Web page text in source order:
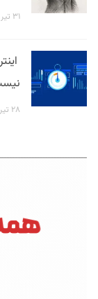
۳۱ تیر ۱۴۰۵
۲۸ تیر ۱۴۰۵